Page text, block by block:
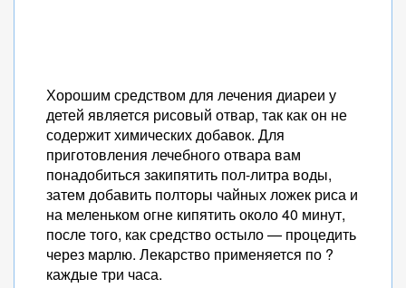
Хорошим средством для лечения диареи у
детей является рисовый отвар, так как он не
содержит химических добавок. Для
приготовления лечебного отвара вам
понадобиться закипятить пол-литра воды,
затем добавить полторы чайных ложек риса и
на меленьком огне кипятить около 40 минут,
после того, как средство остыло — процедить
через марлю. Лекарство применяется по ?
каждые три часа.